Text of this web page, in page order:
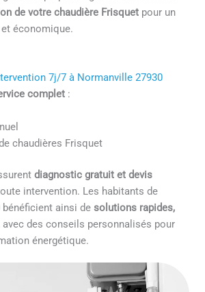
de votre chaudière Frisquet pour un
économique.
7j/7 à Normanville 27930
complet :
chaudières Frisquet
diagnostic gratuit et devis
intervention. Les habitants de
bénéficient ainsi desolutions rapides,
avec des conseils personnalisés pour
énergétique.